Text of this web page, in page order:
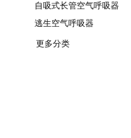
自吸式长管空气呼吸器
逃生空气呼吸器
更多分类